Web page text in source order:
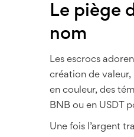
Le piège
nom
Les escrocs
création de valeur,
en couleur, des
BNB ou en USDT
Une fois l’argent